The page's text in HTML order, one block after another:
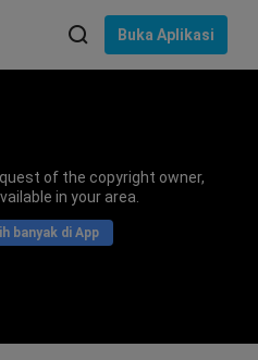
Buka Aplikasi
of the copyright owner,
in your area.
banyak di App